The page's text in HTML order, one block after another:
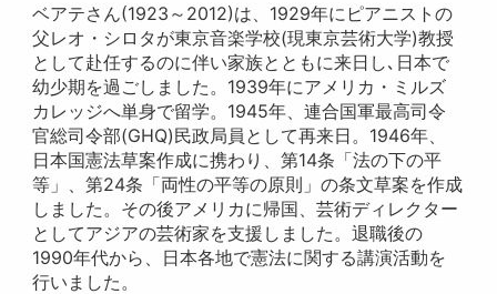
ベアテさん(1923～2012)は、1929年にピアニストの
父レオ・シロタが東京音楽学校(現東京芸術大学)教授
として赴任するのに伴い家族とともに来日し､日本で
幼少期を過ごしました。1939年にアメリカ・ミルズ
カレッジへ単身で留学。1945年、連合国軍最高司令
官総司令部(GHQ)民政局員として再来日。1946年、
日本国憲法草案作成に携わり、第14条「法の下の平
等」、第24条「両性の平等の原則」の条文草案を作成
しました。その後アメリカに帰国、芸術ディレクター
としてアジアの芸術家を支援しました。退職後の
1990年代から、日本各地で憲法に関する講演活動を
行いました。